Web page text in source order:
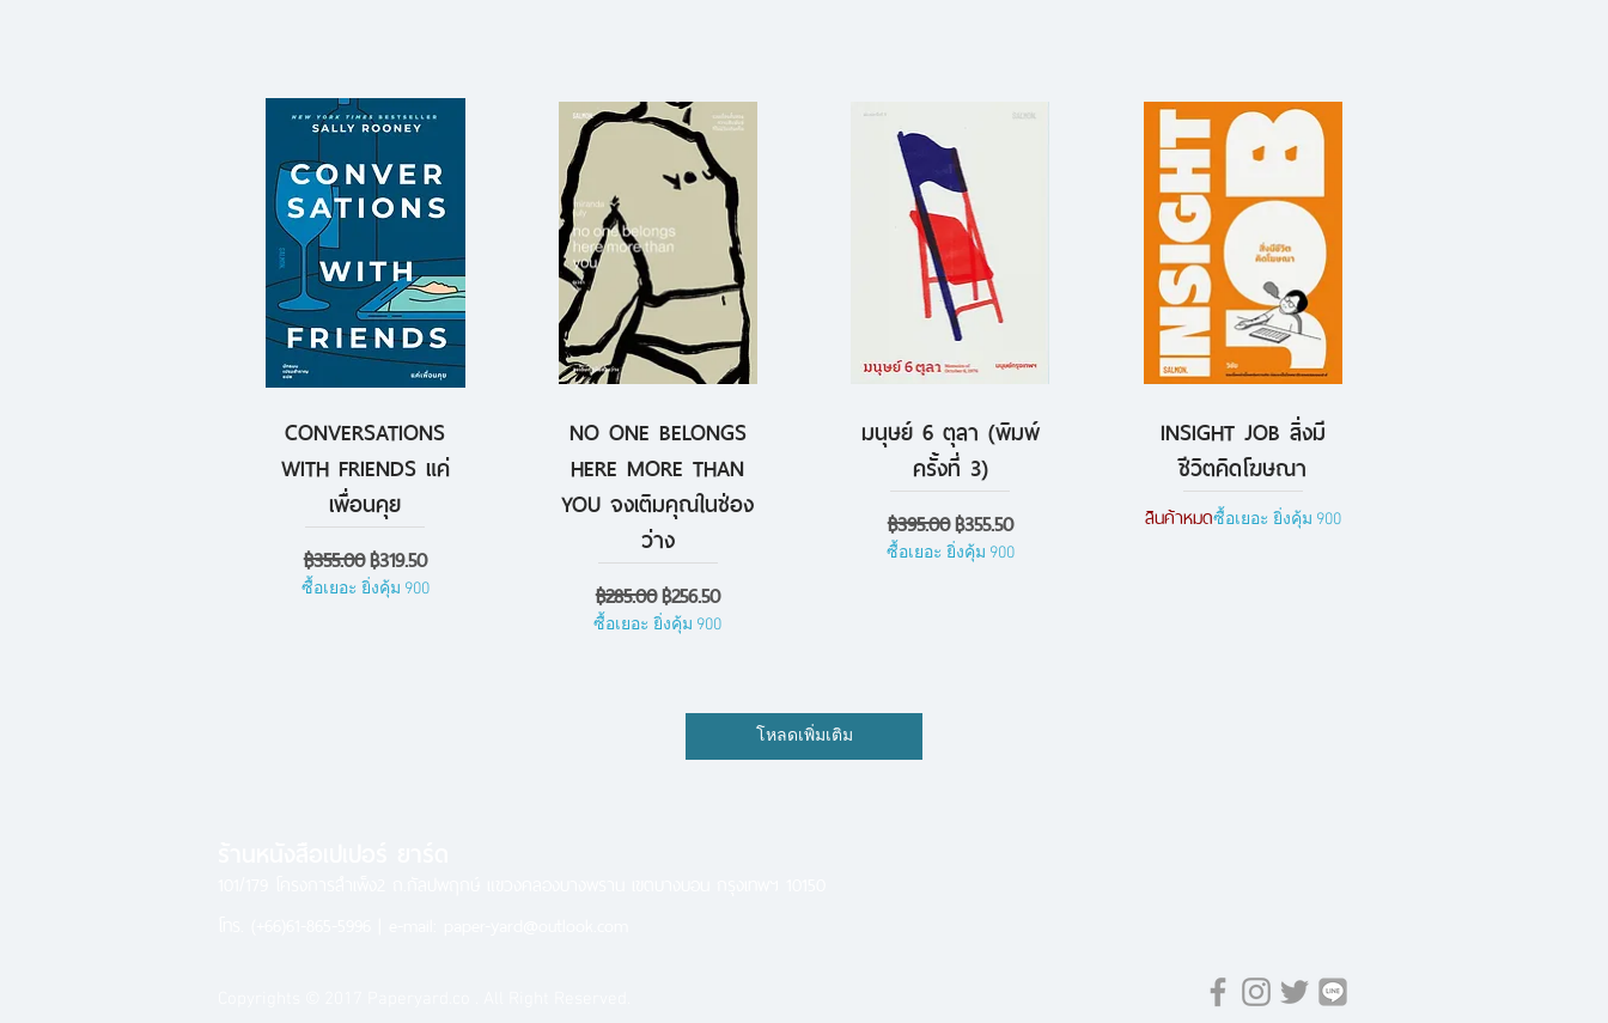
ดูข้อมูลด่วน
CONVERSATIONS
WITH FRIENDS แค่
เพื่อนคุย
ราคาปกติ
฿355.00ราคาขายลด
฿319.50
ซื้อเยอะ ยิ่งคุ้ม 900
ดูข้อมูลด่วน
NO ONE BELONGS
HERE MORE THAN
YOU จงเติมคุณในช่อง
ว่าง
ราคาปกติ
฿285.00ราคาขายลด
฿256.50
ซื้อเยอะ ยิ่งคุ้ม 900
ดูข้อมูลด่วน
มนุษย์ 6 ตุลา (พิมพ์
ครั้งที่ 3)
ราคาปกติ
฿395.00ราคาขายลด
฿355.50
ซื้อเยอะ ยิ่งคุ้ม 900
ดูข้อมูลด่วน
INSIGHT JOB สิ่งมี
ชีวิตคิดโฆษณา
สินค้าหมดซื้อเยอะ ยิ่งคุ้ม 900
โหลดเพิ่มเติม